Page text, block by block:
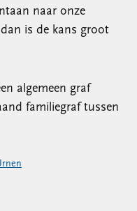
naar onze
is de kans groot
algemeen graf
familiegraf tussen